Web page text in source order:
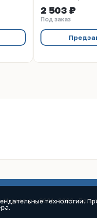
5650 - 860 г/фл.
2 503 ₽
Под заказ
2001–2026 ·
технологии.